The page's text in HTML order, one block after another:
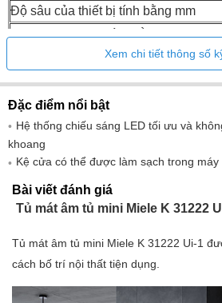
Độ sâu của thiết bị tính bằng mm
Trọng lượng tịnh tính bằng kg
Trọng lượng tối đa của cửa tủ lạnh
trước tính bằng kg
Lớp khí hậu
Khu vực làm mát trong l
Tổng công suất hữu ích tính bằng l
Lớp phát ra tiếng ồn (A–D)
Mức âm thanh tính bằng db(A) re1pW
Mức tiêu thụ hiện tại tính bằng
(mA)
Điện áp V
Xem chi tiết thông số
Đặc điểm nổi bật
Hệ thống chiếu sáng LED tối ưu và
khoang
Kệ cửa có thể được làm sạch trong
Bài viết đánh giá
Tủ mát âm tủ mini Miele K 31222
Tủ mát âm tủ mini Miele K 31222 Ui-1
cách bố trí nội thất tiện dụng.